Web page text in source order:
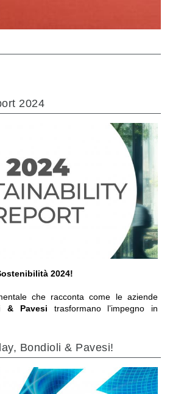
2024
2024!
che racconta come le aziende
& Pavesi trasformano l’impegno in
IR A LA SECCIÓN
Bondioli & Pavesi!